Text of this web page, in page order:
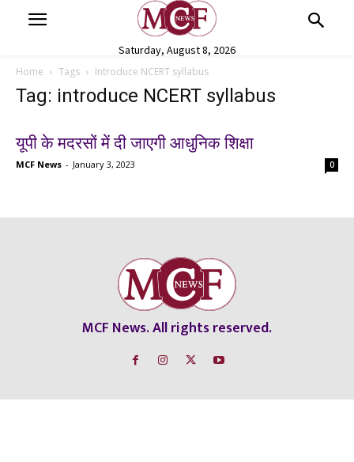
Saturday, August 8, 2026
Home Tags Introduce NCERT syllabus
Tag: introduce NCERT syllabus
यूपी के मदरसों में दी जाएगी आधुनिक शिक्षा
MCF News - January 3, 2023 0
MCF News. All rights reserved.